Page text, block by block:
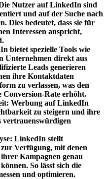
Nutzer auf LinkedIn sind
und auf der Suche nach
Dies bedeutet, dass sie für
Interessen anspricht,
bietet spezielle Tools wie
Unternehmen direkt aus
Leads generieren
ihre Kontaktdaten
zu verlassen, was den
Conversion-Rate erhöht.
Werbung auf LinkedIn
zu steigern und ihre
LinkedIn stellt
Verfügung, mit denen
Kampagnen genau
So lässt sich die
und optimieren.